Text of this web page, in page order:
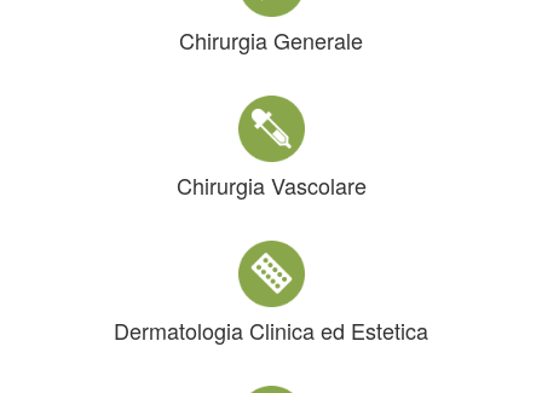
Chirurgia Generale
Chirurgia Vascolare
Dermatologia Clinica ed Estetica